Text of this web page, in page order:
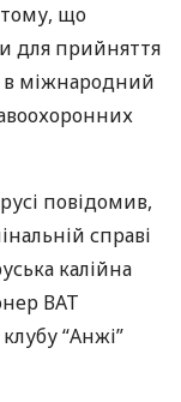
тому, що
для прийняття
в міжнародний
повідомив,
справі
калійна
ВАТ
“Анжі”